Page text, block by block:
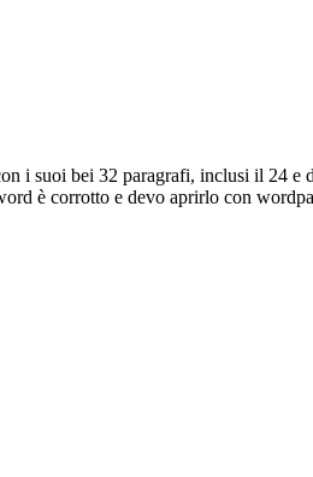
i suoi bei 32 paragrafi, inclusi il 24 e
è corrotto e devo aprirlo con